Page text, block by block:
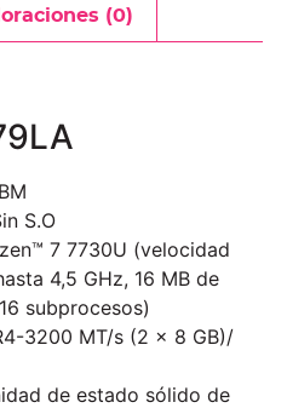
(0)
S.O
7 7730U (velocidad
4,5 GHz, 16 MB de
subprocesos)
3200 MT/s (2 x 8 GB)/
de estado sólido de